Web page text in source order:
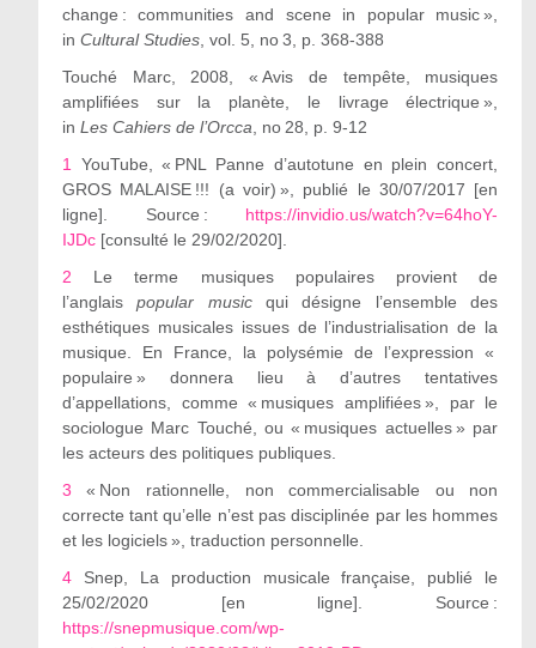
change : communities and scene in popular music »,
in Cultural Studies, vol. 5, no3, p. 368-388
Touché Marc, 2008, « Avis de tempête, musiques
amplifiées sur la planète, le livrage électrique »,
in Les Cahiers de l’Orcca , no 28, p. 9-12
1
YouTube, « PNL Panne d’autotune en plein concert,
GROS MALAISE !!! (a voir) », publié le 30/07/2017 [en
ligne]. Source : https://invidio.us/watch?v=64hoY-
IJDc[consulté le 29/02/2020].
2 Le terme musiques populaires provient de
l’anglaispopular musicqui désigne l’ensemble des
esthétiques musicales issues de l’industrialisation de la
musique. En France, la polysémie de l’expression «
populaire » donnera lieu à d’autres tentatives
d’appellations, comme « musiques amplifiées », par le
sociologue Marc Touché, ou « musiques actuelles » par
les acteurs des politiques publiques.
3 « Non rationnelle, non commercialisable ou non
correcte tant qu’elle n’est pas disciplinée par les hommes
et les logiciels », traduction personnelle.
4Snep, La production musicale française, publié le
25/02/2020 [en ligne]. Source :
https://snepmusique.com/wp-